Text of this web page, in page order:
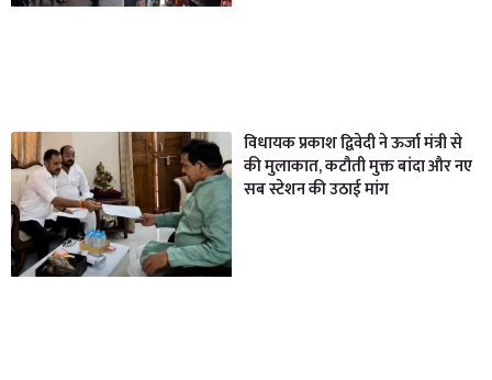
विधायक प्रकाश द्विवेदी ने ऊर्जा मंत्री से
की मुलाकात, कटौती मुक्त बांदा और नए
सब स्टेशन की उठाई मांग